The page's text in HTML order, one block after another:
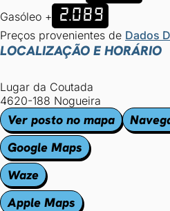
Gasóleo + 2.089
Preços provenientes de Dados
LOCALIZAÇÃO E HORÁRIO
Lugar da Coutada
4620-188 Nogueira
Ver posto no mapa
Google Maps
Waze
Apple Maps